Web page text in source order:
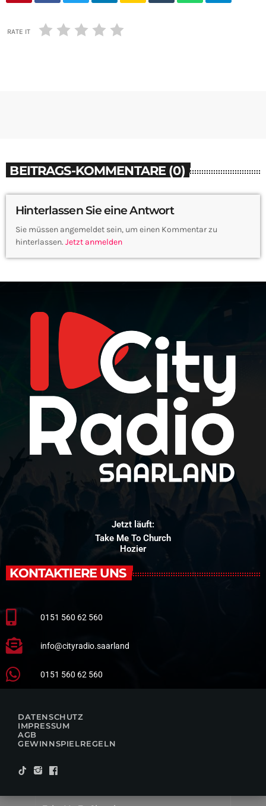
RATE IT
BEITRAGS-KOMMENTARE (0)
Hinterlassen Sie eine Antwort
Sie müssen angemeldet sein, um einen Kommentar zu
hinterlassen. Jetzt anmelden
Jetzt läuft:
Take Me To Church
Hozier
KONTAKTIERE UNS
0151 560 62 560
info@cityradio.saarland
0151 560 62 560
DATENSCHUTZ
IMPRESSUM
AGB
GEWINNSPIELREGELN